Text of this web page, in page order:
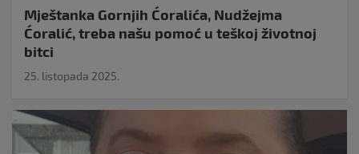
Mještanka Gornjih Ćoralića, Nudžejma
Ćoralić, treba našu pomoć u teškoj životnoj
bitci
25. listopada 2025.